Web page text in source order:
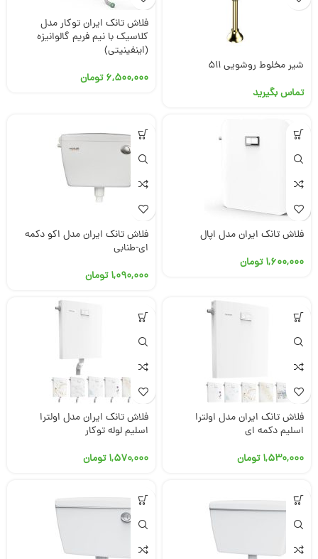
شیر مخلوط روشویی ۵۱۱
تماس بگیرید
فلاش تانک ایران توکار مدل
کلاسیک با نیم فریم گالوانیزه
(اینفینیتی)
۶,۵۰۰,۰۰۰ تومان
فلاش تانک ایران مدل اپال
۱,۶۰۰,۰۰۰ تومان
فلاش تانک ایران مدل اکو دکمه
ای-طنابی
۱,۰۹۰,۰۰۰ تومان
فلاش تانک ایران مدل اولترا
اسلیم دکمه ای
۱,۵۳۰,۰۰۰ تومان
فلاش تانک ایران مدل اولترا
اسلیم لوله توکار
۱,۵۷۰,۰۰۰ تومان